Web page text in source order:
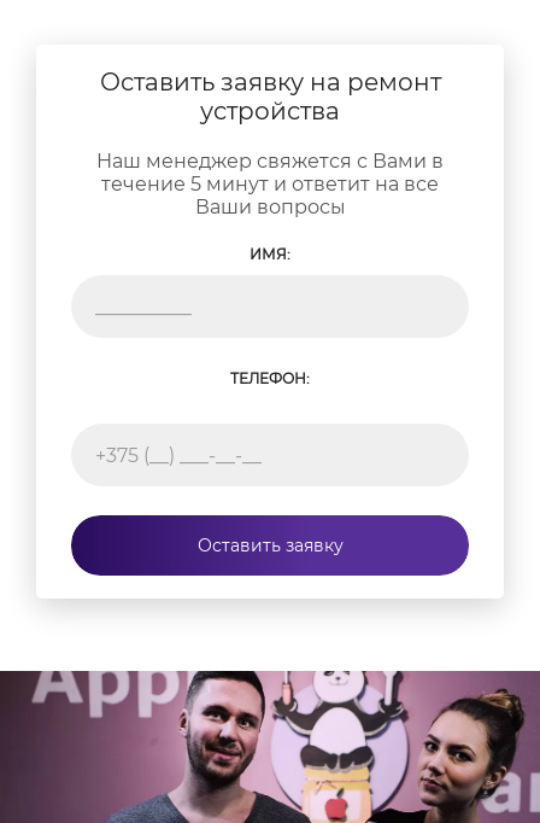
Оставить заявку на ремонт
устройства
Наш менеджер свяжется с Вами в
течение 5 минут и ответит на все
Ваши вопросы
ИМЯ:
ТЕЛЕФОН:
Оставить заявку